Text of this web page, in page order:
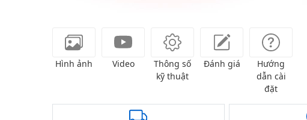
Hình ảnh Video
Thông số
kỹ thuật
Đánh giá
Hướng
dẫn cài
đặt